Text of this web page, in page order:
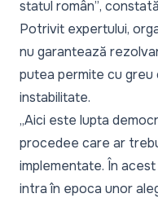
statul român”,
Potrivit expertului,
nu garantează
putea permite cu greu
instabilitate.
„Aici este lupta
procedee care ar
implementate. În
intra în epoca unor